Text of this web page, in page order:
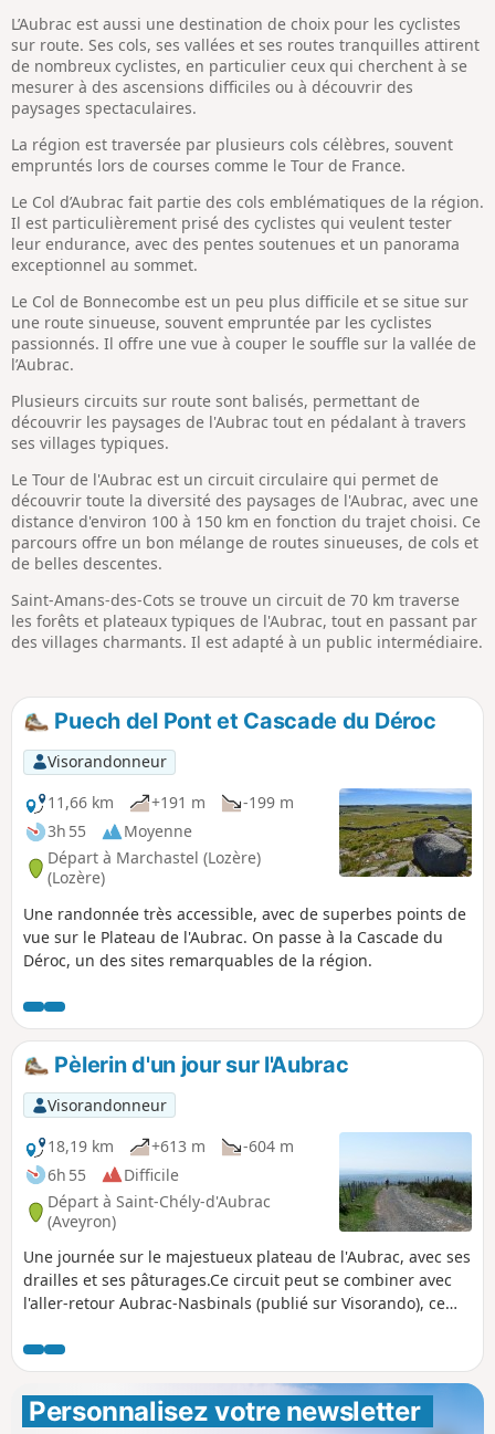
L’Aubrac est aussi une destination de choix pour les cyclistes
sur route. Ses cols, ses vallées et ses routes tranquilles attirent
de nombreux cyclistes, en particulier ceux qui cherchent à se
mesurer à des ascensions difficiles ou à découvrir des
paysages spectaculaires.
La région est traversée par plusieurs cols célèbres, souvent
empruntés lors de courses comme le Tour de France.
Le Col d’Aubrac fait partie des cols emblématiques de la région.
Il est particulièrement prisé des cyclistes qui veulent tester
leur endurance, avec des pentes soutenues et un panorama
exceptionnel au sommet.
Le Col de Bonnecombe est un peu plus difficile et se situe sur
une route sinueuse, souvent empruntée par les cyclistes
passionnés. Il offre une vue à couper le souffle sur la vallée de
l’Aubrac.
Plusieurs circuits sur route sont balisés, permettant de
découvrir les paysages de l'Aubrac tout en pédalant à travers
ses villages typiques.
Le Tour de l'Aubrac est un circuit circulaire qui permet de
découvrir toute la diversité des paysages de l'Aubrac, avec une
distance d'environ 100 à 150 km en fonction du trajet choisi. Ce
parcours offre un bon mélange de routes sinueuses, de cols et
de belles descentes.
Saint-Amans-des-Cots se trouve un circuit de 70 km traverse
les forêts et plateaux typiques de l'Aubrac, tout en passant par
des villages charmants. Il est adapté à un public intermédiaire.
Puech del Pont et Cascade du Déroc
Visorandonneur
11,66 km
+191 m
-199 m
3h 55
Moyenne
Départ à Marchastel (Lozère)
(Lozère)
Une randonnée très accessible, avec de superbes points de
vue sur le Plateau de l'Aubrac. On passe à la Cascade du
Déroc, un des sites remarquables de la région.
Pèlerin d'un jour sur l'Aubrac
Visorandonneur
18,19 km
+613 m
-604 m
6h 55
Difficile
Départ à Saint-Chély-d'Aubrac
(Aveyron)
Une journée sur le majestueux plateau de l'Aubrac, avec ses
drailles et ses pâturages.Ce circuit peut se combiner avec
l'aller-retour Aubrac-Nasbinals (publié sur Visorando), ce
jours, avec nuitée à Nasbinals.
Personnalisez votre newsletter